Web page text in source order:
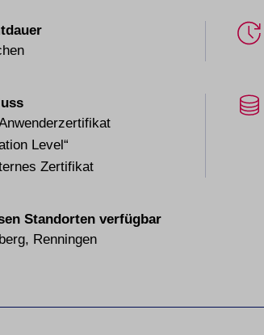
Level“
Zertifikat
Standorten verfügbar
Renningen